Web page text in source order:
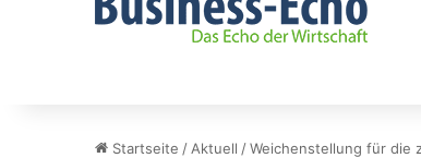
Startseite / Aktuell /Weichenstellung für die